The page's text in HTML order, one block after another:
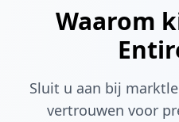
Waarom
Sluit u aan bij
vertrouwen voor